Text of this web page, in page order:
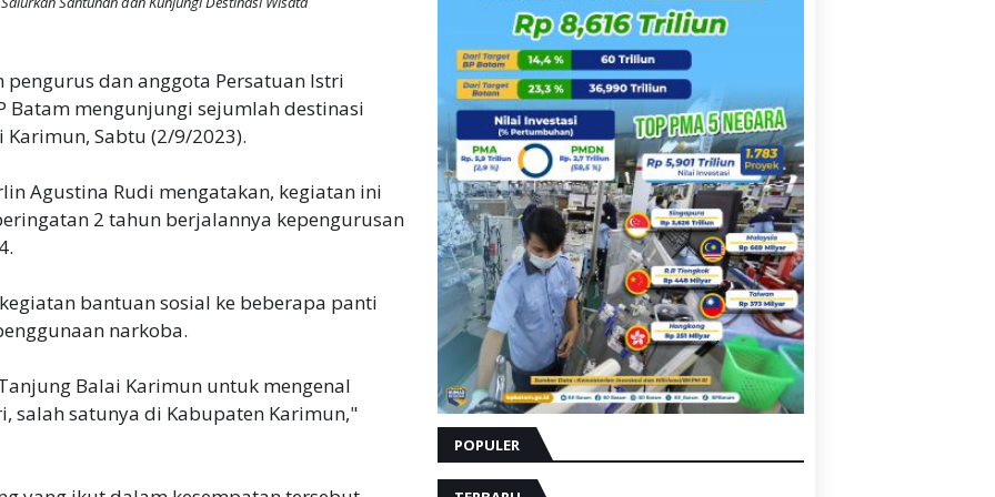
pengurus dan anggota Persatuan Istri
Batam mengunjungi sejumlah destinasi
Sabtu (2/9/2023).
Agustina Rudi mengatakan, kegiatan ini
2 tahun berjalannya kepengurusan
bantuan sosial ke beberapa panti
narkoba.
Balai Karimun untuk mengenal
salah satunya di Kabupaten Karimun,"
POPULER